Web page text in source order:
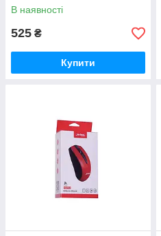
В наявності
525 ₴
Купити